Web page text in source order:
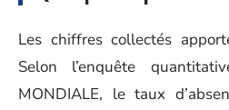
Les chiffres collectés
Selon l’enquête
MONDIALE, le taux